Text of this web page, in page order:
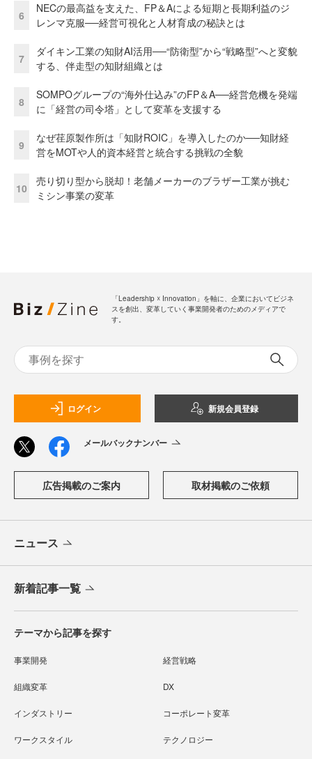
6
NECの最高益を支えた、FP＆Aによる短期と長期利益のジ
レンマ克服──経営可視化と人材育成の秘訣とは
7
ダイキン工業の知財AI活用──“防衛型”から“戦略型”へと変貌
する、伴走型の知財組織とは
8
SOMPOグループの“海外仕込み”のFP＆A──経営危機を発端
に「経営の司令塔」として変革を支援する
9
なぜ荏原製作所は「知財ROIC」を導入したのか──知財経
営をMOTや人的資本経営と統合する挑戦の全貌
10
売り切り型から脱却！老舗メーカーのブラザー工業が挑む
ミシン事業の変革
「Leadership ☓ Innovation」を軸に、企業においてビジネ
スを創出、変革していく事業開発者のためのメディアで
す。
ログイン 新規会員登録
メールバックナンバー
広告掲載のご案内 取材掲載のご依頼
ニュース
新着記事一覧
テーマから記事を探す
事業開発 経営戦略
組織変革 DX
インダストリー コーポレート変革
ワークスタイル テクノロジー